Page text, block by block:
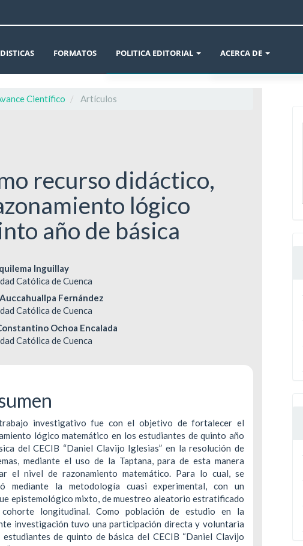
FORMATOS POLITICA EDITORIAL
POLÍTICAS DE SECCIÓN Y ARCHIVO DE LA REVISTA
POLÍTICA DE USO DE INTELIGENCIA ARTIFICIAL
POLÍTICA REVISIÓN DE PARES
POLÍTICA DE CORRECCIÓN Y RETRACTACIÓN
ACERCA DE
DECLARACIÓN DE
Científico Artículos
recurso didáctico,
lógico
año de básica
Inguillay
Católica de Cuenca
Fernández
Católica de Cuenca
Ochoa Encalada
Católica de Cuenca
investigativo fue con el objetivo de fortalecer el
lógico matemático en los estudiantes de quinto año
del CECIB “Daniel Clavijo Iglesias” en la resolución de
mediante el uso de la Taptana, para de esta manera
el nivel de razonamiento matemático. Para lo cual, se
mediante la metodología cuasi experimental, con un
epistemológico mixto, de muestreo aleatorio estratificado
longitudinal. Como población de estudio en la
investigación tuvo una participación directa y voluntaria
de quinto de básica del CECIB “Daniel Clavijo